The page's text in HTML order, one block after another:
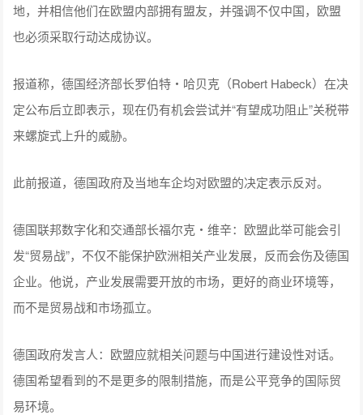
地，并相信他们在欧盟内部拥有盟友，并强调不仅中国，欧盟
也必须采取行动达成协议。
报道称，德国经济部长罗伯特・哈贝克（Robert Habeck）在决
定公布后立即表示，现在仍有机会尝试并“有望成功阻止”关税带
来螺旋式上升的威胁。
此前报道，德国政府及当地车企均对欧盟的决定表示反对。
德国联邦数字化和交通部长福尔克・维辛：欧盟此举可能会引
发“贸易战”，不仅不能保护欧洲相关产业发展，反而会伤及德国
企业。他说，产业发展需要开放的市场，更好的商业环境等，
而不是贸易战和市场孤立。
德国政府发言人：欧盟应就相关问题与中国进行建设性对话。
德国希望看到的不是更多的限制措施，而是公平竞争的国际贸
易环境。